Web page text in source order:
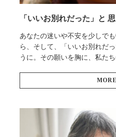
「いいお別れだった」と
あなたの迷いや不安を少しで
ら、そして、「いいお別れだ
うに。その願いを胸に、私た
MORE